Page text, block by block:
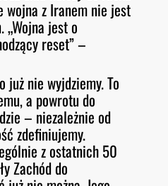
wojna z Iranem nie jest
„Wojna jest o
reset” –
już nie wyjdziemy. To
a powrotu do
– niezależnie od
zdefiniujemy.
z ostatnich 50
Zachód do